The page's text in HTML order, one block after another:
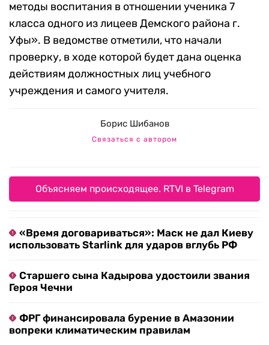
методы воспитания в отношении ученика 7
класса одного из лицеев Демского района г.
Уфы». В ведомстве отметили, что начали
проверку, в ходе которой будет дана оценка
действиям должностных лиц учебного
учреждения и самого учителя.
Борис Шибанов
Связаться с автором
Объясняем происходящее. RTVI в Telegram
«Время договариваться»: Маск не дал Киеву
использовать Starlink для ударов вглубь РФ
Старшего сына Кадырова удостоили звания
Героя Чечни
ФРГ финансировала бурение в Амазонии
вопреки климатическим правилам